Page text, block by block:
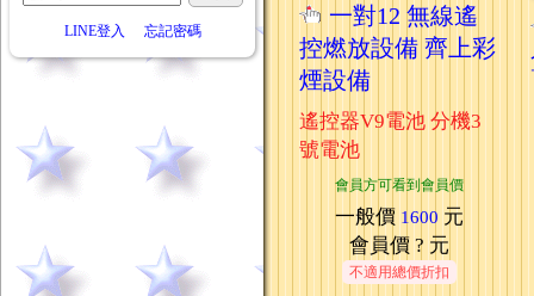
LINE登入 忘記密碼
一對12 無線遙
控燃放設備 齊上彩
煙設備
遙控器V9電池 分機3
號電池
會員方可看到會員價
一般價 1600 元
會員價 ? 元
不適用總價折扣